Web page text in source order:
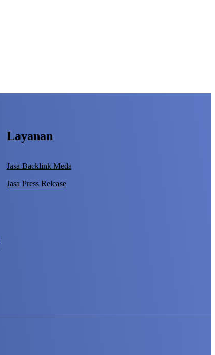
Layanan
Jasa Backlink Meda
Jasa Press Release